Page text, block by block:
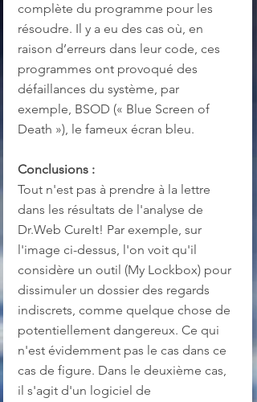
complète du programme pour les
résoudre. Il y a eu des cas où, en
raison d’erreurs dans leur code, ces
programmes ont provoqué des
défaillances du système, par
exemple, BSOD (« Blue Screen of
Death »), le fameux écran bleu.
Conclusions :
Tout n'est pas à prendre à la lettre
dans les résultats de l'analyse de
Dr.Web CureIt! Par exemple, sur
l'image ci-dessus, l'on voit qu'il
considère un outil (My Lockbox) pour
dissimuler un dossier des regards
indiscrets, comme quelque chose de
potentiellement dangereux. Ce qui
n'est évidemment pas le cas dans ce
cas de figure. Dans le deuxième cas,
il s'agit d'un logiciel de